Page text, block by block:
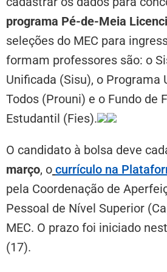
programa Pé-de-Meia
seleções do MEC para
formam professores são: o
Unificada (Sisu), o Programa
Todos (Prouni) e o Fundo de
Estudantil (Fies).
O candidato à bolsa deve
março, o currículo na
pela Coordenação de
Pessoal de Nível Superior
MEC. O prazo foi iniciado
(17).